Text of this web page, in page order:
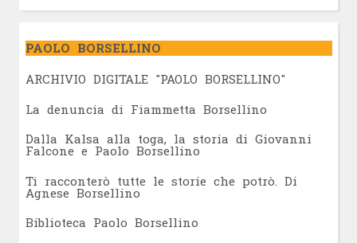
PAOLO BORSELLINO
ARCHIVIO DIGITALE "PAOLO BORSELLINO"
La denuncia di Fiammetta Borsellino
Dalla Kalsa alla toga, la storia di Giovanni
Falcone e Paolo Borsellino
Ti racconterò tutte le storie che potrò. Di
Agnese Borsellino
Biblioteca Paolo Borsellino